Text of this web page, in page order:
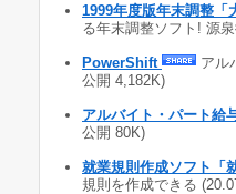
1999年度版年末調整
る年末調整ソフト! 源
PowerShift
アル
公開 4,182K)
アルバイト・パート給
公開 80K)
就業規則作成ソフト「
規則を作成できる